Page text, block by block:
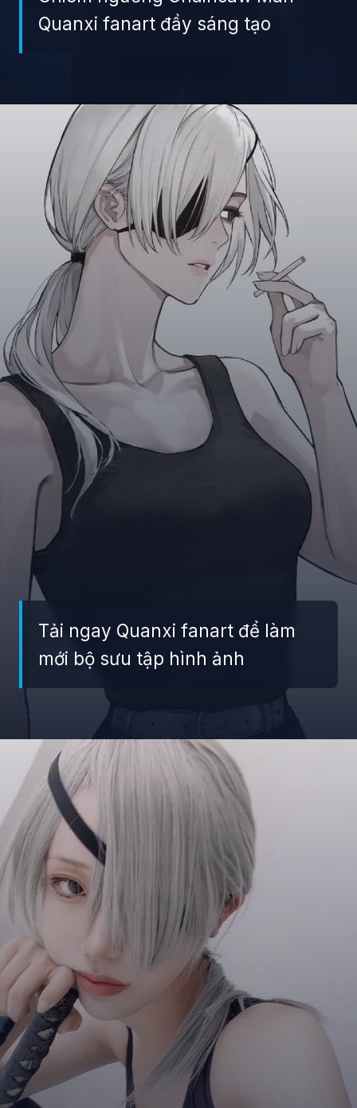
Quanxi fanart đầy sáng tạo
Đang mở https://giaydabonghana.com/quanxi
Tải ngay Quanxi fanart để làm
mới bộ sưu tập hình ảnh
Đang mở https://giaydabonghana.com/quanxi